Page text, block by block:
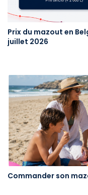
Prix du mazout en
juillet 2026
Commander son